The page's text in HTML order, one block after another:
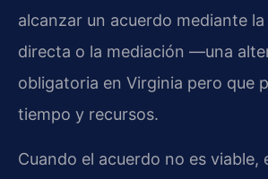
alcanzar un acuerdo mediante
directa o la mediación —una
obligatoria en Virginia pero que
tiempo y recursos.
Cuando el acuerdo no es viable,